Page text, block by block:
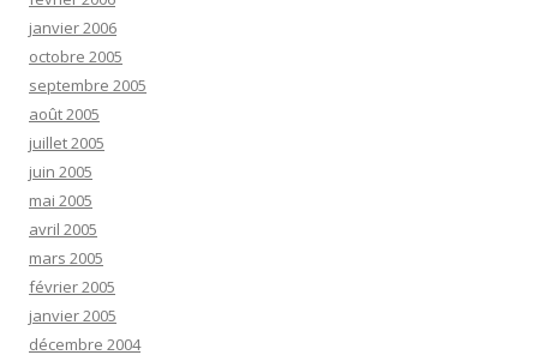
janvier 2006
octobre 2005
septembre 2005
août 2005
juillet 2005
juin 2005
mai 2005
avril 2005
mars 2005
février 2005
janvier 2005
décembre 2004